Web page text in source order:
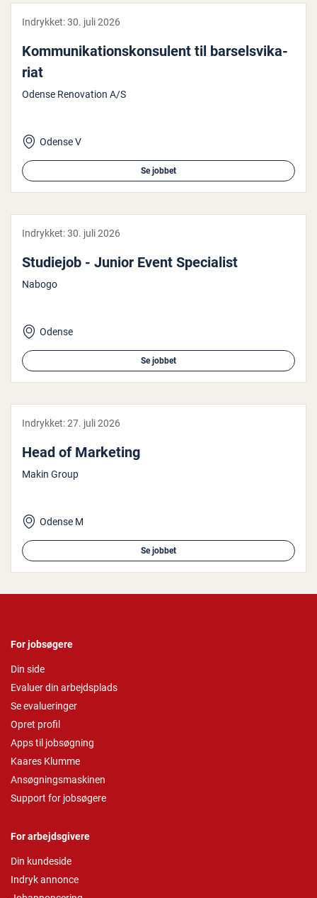
Indrykket:30. juli 2026
Kom­mu­ni­ka­tions­kon­su­lent til bar­selsvi­ka­
ri­at
Odense Renovation A/S
Odense V
Se jobbet
Indrykket:30. juli 2026
Studiejob - Junior Event Spe­ci­a­list
Nabogo
Odense
Se jobbet
Indrykket:27. juli 2026
Head of Marketing
Makin Group
Odense M
Se jobbet
For jobsøgere
Din side
Evaluer din arbejdsplads
Se evalueringer
Opret profil
Apps til jobsøgning
Kaares Klumme
Ansøgningsmaskinen
Support for jobsøgere
For arbejdsgivere
Din kundeside
Indryk annonce